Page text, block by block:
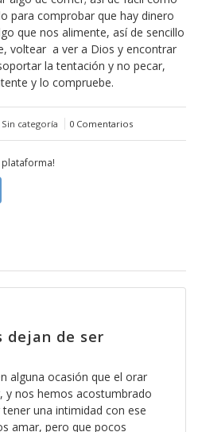
para comprobar que hay dinero
que nos alimente, así de sencillo
voltear a ver a Dios y encontrar
la tentación y no pecar,
y lo compruebe.
Sin categoría 0 Comentarios
plataforma!
dejan de ser
alguna ocasión que el orar
y nos hemos acostumbrado
una intimidad con ese
amar, pero que pocos